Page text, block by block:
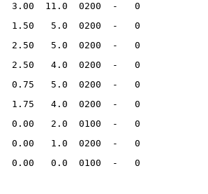
3.00  11.0  0200  -   0
1.50   5.0  0200  -   0
2.50   5.0  0200  -   0
2.50   4.0  0200  -   0
0.75   5.0  0200  -   0
1.75   4.0  0200  -   0
0.00   2.0  0100  -   0
0.00   1.0  0200  -   0
0.00   0.0  0100  -   0